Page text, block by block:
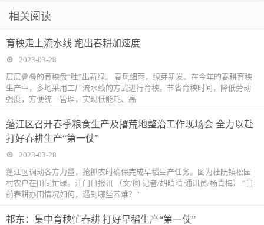
相关阅读
育秧走上流水线 跑出春耕加速度
2023-03-28
层层叠叠的育秧盘“吐”出新绿。 春风细雨，绿芽新发。在今年的春耕育秧
生产中，多地采用工厂流水线的方式进行育秧，节省育秧时间，降低劳动
强度，方便统一管理，实现低能耗、高
蓬江区召开春季粮食生产及撂荒地整治工作现场会 全力以赴
打好春耕生产“第一仗”
2023-03-28
蓬江区调动各方力量，抢抓农时确保完成早稻生产任务。图为杜阮镇松园
村农户在田间忙碌。江门日报讯 （文/图 记者/胡晴晴 通讯员/杨青梅） “目
前春耕办田情况如何，遇到哪些困难？”
祁东：集中育秧忙春耕 打好早稻生产“第一仗”